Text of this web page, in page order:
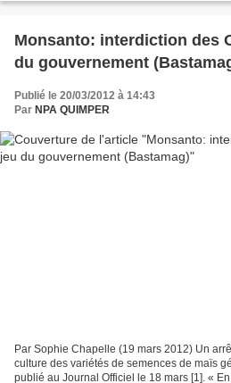
Monsanto: interdiction des
du gouvernement
Publié le 20/03/2012 à 14:43
Par NPA QUIMPER
Par Sophie Chapelle (19 mars 2012) Un
culture des variétés de semences de maïs
publié au Journal Officiel le 18 mars [1]. «